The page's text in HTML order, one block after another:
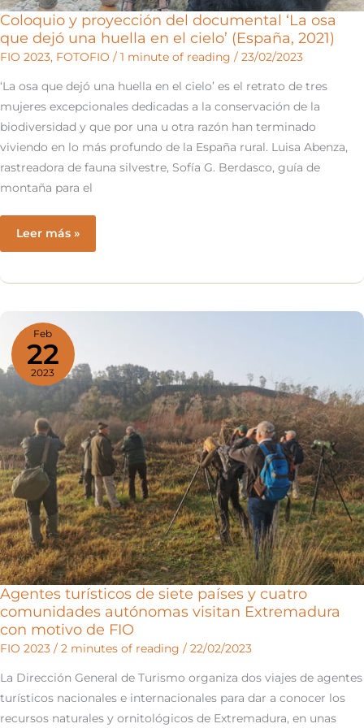
Coloquio y proyección del documental ‘La osa
que dejó una huella en el cielo’ (España, 2021)
FIO 2023, FOTOFIO / 1 minute of reading / 23/02/2023
‘La osa que dejó una huella en el cielo’ es el retrato de tres
mujeres excepcionales dedicadas a la conservación de la
biodiversidad y que por una u otra razón han terminado
viviendo en lo más profundo de la España rural. Luisa Abenza,
rastreadora de fauna silvestre, Sofía G. Berdasco, guía de
montaña para el
Coloquio
y
documental
‘La
osa
que
dejó
una
huella
en
el
cielo’
(España,
2021)
Leer más »
Feb
22
2023
Agentes turísticos de siete países y cuatro
comunidades autónomas visitan Extremadura
con motivo de FIO
FIO 2023 / 2 minutes of reading / 22/02/2023
La Dirección General de Turismo organiza dos viajes de agentes
turísticos nacionales e internacionales para dar a conocer los
recursos naturales y ornitológicos de Extremadura, en unas